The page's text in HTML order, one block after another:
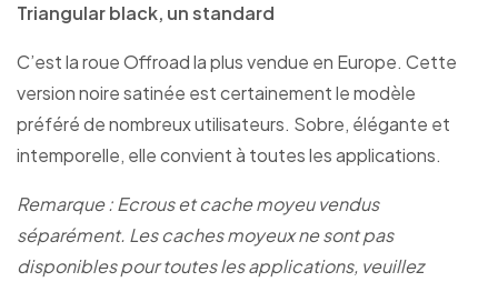
Triangular black, un standard
C’est la roue Offroad la plus vendue en Europe. Cette
version noire satinée est certainement le modèle
préféré de nombreux utilisateurs. Sobre, élégante et
intemporelle, elle convient à toutes les applications.
Remarque : Ecrous et cache moyeu vendus
séparément. Les caches moyeux ne sont pas
disponibles pour toutes les applications, veuillez